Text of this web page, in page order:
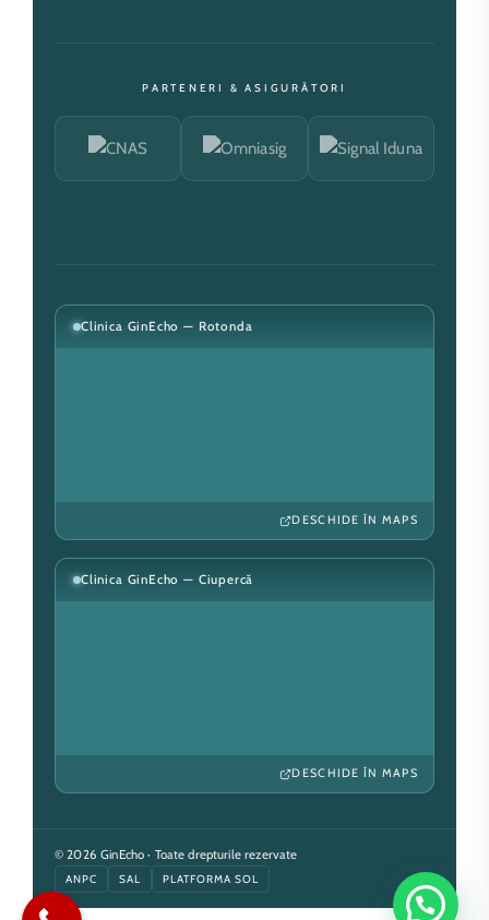
PARTENERI & ASIGURĂTORI
Clinica GinEcho — Rotonda
DESCHIDE ÎN MAPS
Clinica GinEcho — Ciupercă
DESCHIDE ÎN MAPS
© 2026 GinEcho · Toate drepturile rezervate
ANPC SAL PLATFORMA SOL